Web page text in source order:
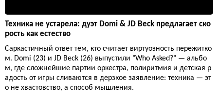
Техника не устарела: дуэт Domi & JD Beck предлагает ско
рость как естество
Саркастичный ответ тем, кто считает виртуозность пережитко
м. Domi (23) и JD Beck (26) выпустили "Who Asked?" — альбо
м, где сложнейшие партии оркестра, полиритмия и детская р
адость от игры сливаются в дерзкое заявление: техника — эт
о не хвастовство, а способ мышления.